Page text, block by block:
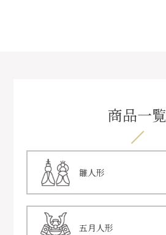
商品一覧
雛人形
五月人形